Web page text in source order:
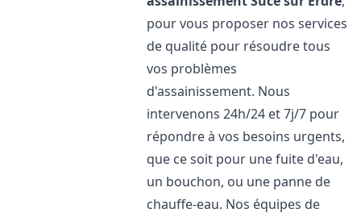
pour vous proposer nos services
de qualité pour résoudre tous
vos problèmes
d'assainissement. Nous
intervenons 24h/24 et 7j/7 pour
répondre à vos besoins urgents,
que ce soit pour une fuite d'eau,
un bouchon, ou une panne de
chauffe-eau. Nos équipes de